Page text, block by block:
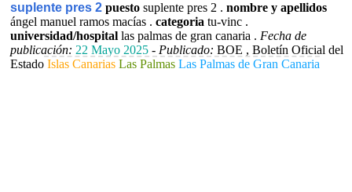
suplente pres 2 puesto suplente pres 2 . nombre y apellidos
ángel manuel ramos macías . categoria tu-vinc .
universidad/hospital las palmas de gran canaria . Fecha de
publicación: 22 Mayo 2025 - Publicado: BOE , Boletín Oficial del
Estado Islas Canarias Las Palmas Las Palmas de Gran Canaria